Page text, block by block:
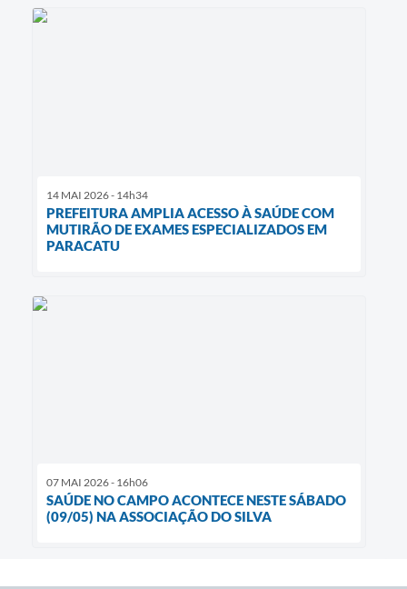
14 MAI 2026 - 14h34
PREFEITURA AMPLIA ACESSO À SAÚDE COM
MUTIRÃO DE EXAMES ESPECIALIZADOS EM
PARACATU
07 MAI 2026 - 16h06
SAÚDE NO CAMPO ACONTECE NESTE SÁBADO
(09/05) NA ASSOCIAÇÃO DO SILVA